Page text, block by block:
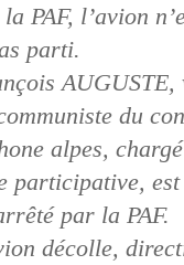
PAF, l’avion
parti.
AUGUSTE,
du
alpes,
participative, est
par la PAF.
décolle,